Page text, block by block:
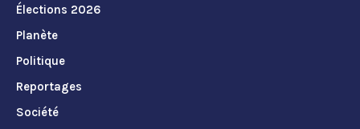
Élections 2026
Planète
Politique
Reportages
Société